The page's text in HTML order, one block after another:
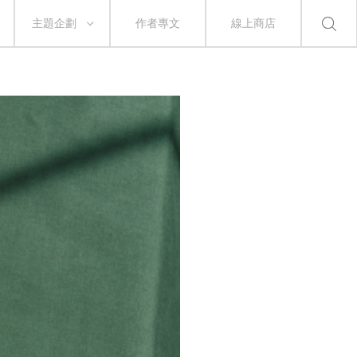
主題企劃 作者專文 線上商店